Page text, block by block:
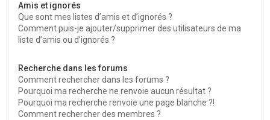
Amis et ignorés
Que sont mes listes d’amis et d’ignorés ?
Comment puis-je ajouter/supprimer des utilisateurs de ma
liste d’amis ou d’ignorés ?
Recherche dans les forums
Comment rechercher dans les forums ?
Pourquoi ma recherche ne renvoie aucun résultat ?
Pourquoi ma recherche renvoie une page blanche ?!
Comment rechercher des membres ?